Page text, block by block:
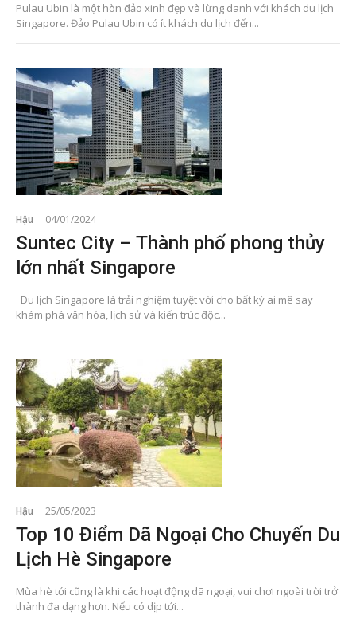
Pulau Ubin là một hòn đảo xinh đẹp và lừng danh với khách du lịch
Singapore. Đảo Pulau Ubin có ít khách du lịch đến...
Hậu 04/01/2024
Suntec City – Thành phố phong thủy
lớn nhất Singapore
Du lịch Singapore là trải nghiệm tuyệt vời cho bất kỳ ai mê say
khám phá văn hóa, lịch sử và kiến trúc độc...
Hậu 25/05/2023
Top 10 Điểm Dã Ngoại Cho Chuyến Du
Lịch Hè Singapore
Mùa hè tới cũng là khi các hoạt động dã ngoại, vui chơi ngoài trời trở
thành đa dạng hơn. Nếu có dịp tới...